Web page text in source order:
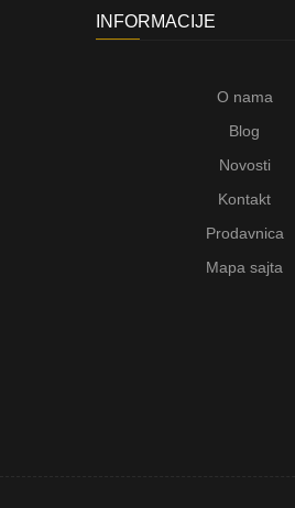
INFORMACIJE
O nama
Blog
Novosti
Kontakt
Prodavnica
Mapa sajta